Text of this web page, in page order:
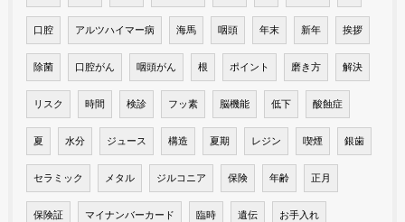
口腔 アルツハイマー病 海馬 咽頭 年末 新年 挨拶
除菌 口腔がん 咽頭がん 根 ポイント 磨き方 解決
リスク 時間 検診 フッ素 脳機能 低下 酸蝕症
夏 水分 ジュース 構造 夏期 レジン 喫煙 銀歯
セラミック メタル ジルコニア 保険 年齢 正月
保険証 マイナンバーカード 臨時 遺伝 お手入れ